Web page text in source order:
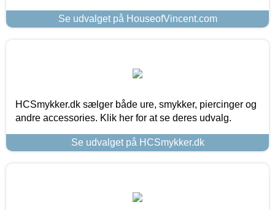
Se udvalget på HouseofVincent.com
HCSmykker.dk sælger både ure, smykker, piercinger og
andre accessories. Klik her for at se deres udvalg.
Se udvalget på HCSmykker.dk